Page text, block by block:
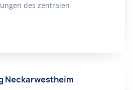
des zentralen
Neckarwestheim